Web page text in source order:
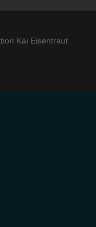
Kai Eisentraut